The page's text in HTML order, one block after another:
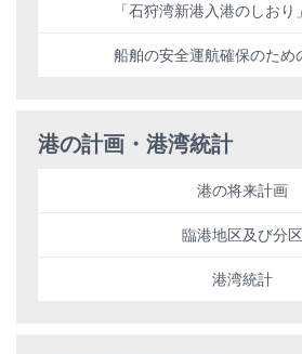
「石狩湾新港入港のしおり
船舶の安全運航確保のため
港の計画・港湾統計
港の将来計画
臨港地区及び分区
港湾統計